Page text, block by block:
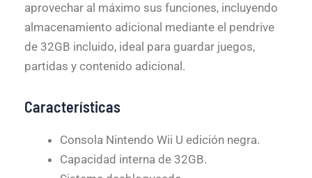
aprovechar al máximo sus funciones, incluyendo
almacenamiento adicional mediante el pendrive
de 32GB incluido, ideal para guardar juegos,
partidas y contenido adicional.
Características
Consola Nintendo Wii U edición negra.
Capacidad interna de 32GB.